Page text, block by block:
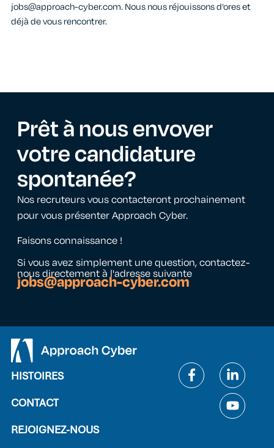
jobs@approach-cyber.com. Nous nous réjouissons d’ores et
déjà de vous rencontrer.
Prêt à nous envoyer
votrecandidature
spontanée?
Nos recruteurs vous contacteront prochainement
pour vous présenter Approach Cyber.
Faisons connaissance !
Si vous avez simplement une question, contactez-
nous directement à l'adresse suivante
jobs@approach-cyber.com
HISTOIRES
CONTACT
REJOIGNEZ-NOUS